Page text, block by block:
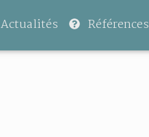
Actualités Références